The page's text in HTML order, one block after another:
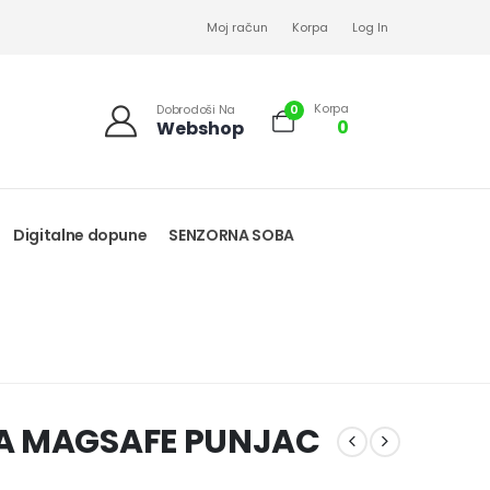
Moj račun Korpa Log In
Dobrodoši Na
Webshop
0 Korpa
0
Digitalne dopune SENZORNA SOBA
MAGSAFE PUNJAC